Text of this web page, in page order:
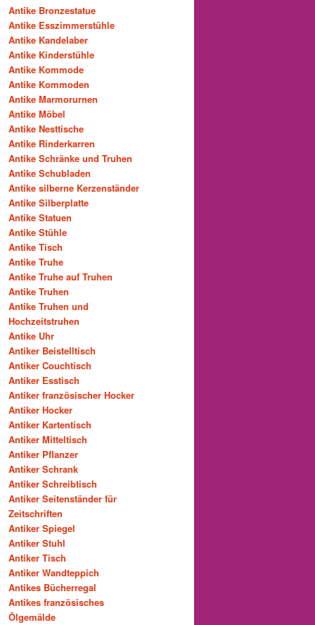
Antike Bronzestatue
Antike Esszimmerstühle
Antike Kandelaber
Antike Kinderstühle
Antike Kommode
Antike Kommoden
Antike Marmorurnen
Antike Möbel
Antike Nesttische
Antike Rinderkarren
Antike Schränke und Truhen
Antike Schubladen
Antike silberne Kerzenständer
Antike Silberplatte
Antike Statuen
Antike Stühle
Antike Tisch
Antike Truhe
Antike Truhe auf Truhen
Antike Truhen
Antike Truhen und
Hochzeitstruhen
Antike Uhr
Antiker Beistelltisch
Antiker Couchtisch
Antiker Esstisch
Antiker französischer Hocker
Antiker Hocker
Antiker Kartentisch
Antiker Mitteltisch
Antiker Pflanzer
Antiker Schrank
Antiker Schreibtisch
Antiker Seitenständer für
Zeitschriften
Antiker Spiegel
Antiker Stuhl
Antiker Tisch
Antiker Wandteppich
Antikes Bücherregal
Antikes französisches
Ölgemälde